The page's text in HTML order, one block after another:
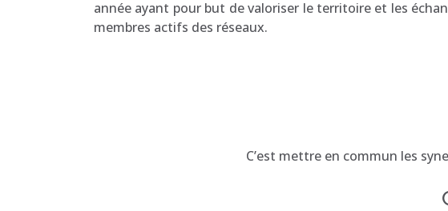
année ayant pour but de valoriser le territoire et les
membres actifs des réseaux.
C’est mettre en commun les